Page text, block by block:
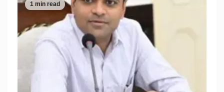
1 min read